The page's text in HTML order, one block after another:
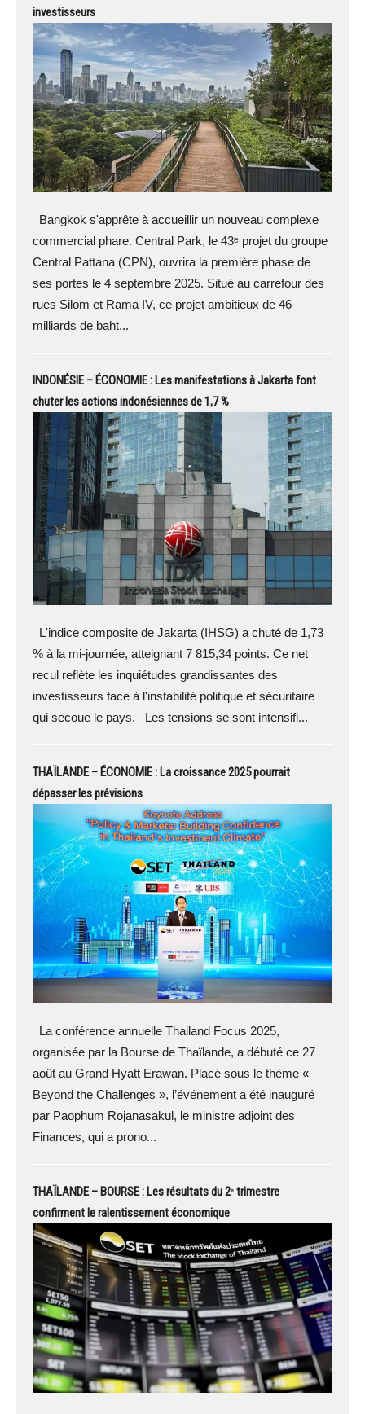
investisseurs
Bangkok s'apprête à accueillir un nouveau complexe
commercial phare. Central Park, le 43ᵉ projet du groupe
Central Pattana (CPN), ouvrira la première phase de
ses portes le 4 septembre 2025. Situé au carrefour des
rues Silom et Rama IV, ce projet ambitieux de 46
milliards de baht...
INDONÉSIE – ÉCONOMIE : Les manifestations à Jakarta font
chuter les actions indonésiennes de 1,7 %
L'indice composite de Jakarta (IHSG) a chuté de 1,73
% à la mi-journée, atteignant 7 815,34 points. Ce net
recul reflète les inquiétudes grandissantes des
investisseurs face à l'instabilité politique et sécuritaire
qui secoue le pays. Les tensions se sont intensifi...
THAÏLANDE – ÉCONOMIE : La croissance 2025 pourrait
dépasser les prévisions
La conférence annuelle Thailand Focus 2025,
organisée par la Bourse de Thaïlande, a débuté ce 27
août au Grand Hyatt Erawan. Placé sous le thème «
Beyond the Challenges », l’événement a été inauguré
par Paophum Rojanasakul, le ministre adjoint des
Finances, qui a prono...
THAÏLANDE – BOURSE : Les résultats du 2ᵉ trimestre
confirment le ralentissement économique